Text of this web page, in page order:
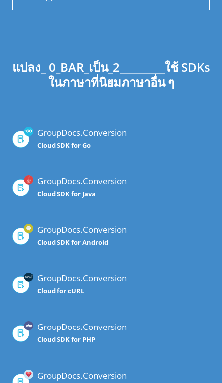
แปลง_ 0_BAR_เป็น_2_________ใช้ SDKs
ในภาษาที่นิยมภาษาอื่น ๆ
GroupDocs.Conversion
Cloud SDK for Go
GroupDocs.Conversion
Cloud SDK for Java
GroupDocs.Conversion
Cloud SDK for Android
GroupDocs.Conversion
Cloud for cURL
GroupDocs.Conversion
Cloud SDK for PHP
GroupDocs.Conversion